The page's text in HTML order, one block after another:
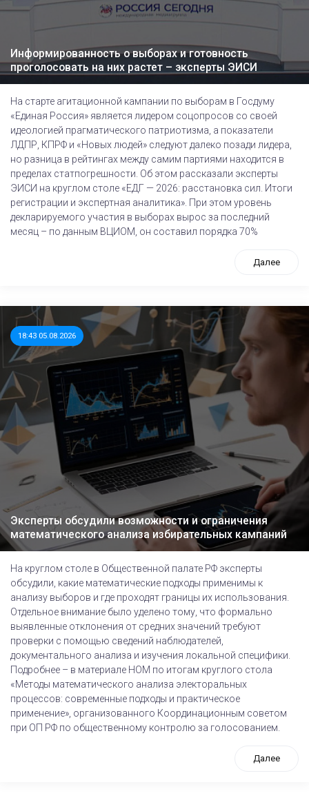
Информированность о выборах и готовность
проголосовать на них растет – эксперты ЭИСИ
На старте агитационной кампании по выборам в Госдуму
«Единая Россия» является лидером соцопросов со своей
идеологией прагматического патриотизма, а показатели
ЛДПР, КПРФ и «Новых людей» следуют далеко позади лидера,
но разница в рейтингах между самим партиями находится в
пределах статпогрешности. Об этом рассказали эксперты
ЭИСИ на круглом столе «ЕДГ — 2026: расстановка сил. Итоги
регистрации и экспертная аналитика». При этом уровень
декларируемого участия в выборах вырос за последний
месяц – по данным ВЦИОМ, он составил порядка 70%
Далее
18:43 05.08.2026
Эксперты обсудили возможности и ограничения
математического анализа избирательных кампаний
На круглом столе в Общественной палате РФ эксперты
обсудили, какие математические подходы применимы к
анализу выборов и где проходят границы их использования.
Отдельное внимание было уделено тому, что формально
выявленные отклонения от средних значений требуют
проверки с помощью сведений наблюдателей,
документального анализа и изучения локальной специфики.
Подробнее – в материале НОМ по итогам круглого стола
«Методы математического анализа электоральных
процессов: современные подходы и практическое
применение», организованного Координационным советом
при ОП РФ по общественному контролю за голосованием.
Далее